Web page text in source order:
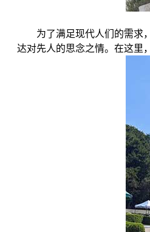
为了满足现代人们的需求
达对先人的思念之情。在这里